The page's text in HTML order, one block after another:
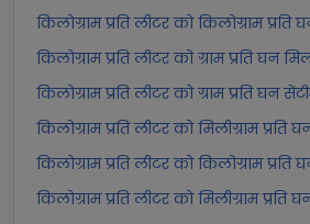
किलोग्राम प्रति लीटर को किलोग्राम
किलोग्राम प्रति लीटर को ग्राम प्रति घन
किलोग्राम प्रति लीटर को ग्राम प्रति घन
किलोग्राम प्रति लीटर को मिलीग्राम
किलोग्राम प्रति लीटर को किलोग्राम
किलोग्राम प्रति लीटर को मिलीग्राम